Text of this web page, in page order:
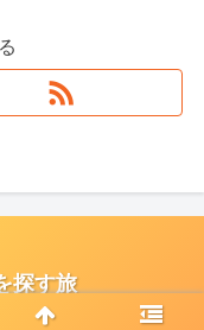
探す旅
探す旅.